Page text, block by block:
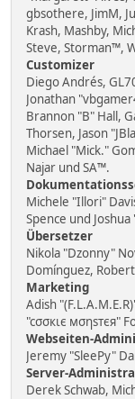
gbsothere, JimM,
Krash, Mashby,
Steve, Storman™,
Customizer
Diego Andrés,
Jonathan
Brannon "B" Hall,
Thorsen, Jason
Michael "Mick."
Najar und SA™.
Michele "Illori"
Spence und
Übersetzer
Nikola "Dzonny"
Domínguez,
Marketing
Adish
"cσσкιє мσηѕтєя"
Webseiten-
Jeremy "SleePy"
Server-
Derek Schwab,